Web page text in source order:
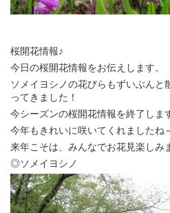
桜開花情報♪
今日の桜開花情報をお伝えします。
ソメイヨシノの花びらもずいぶんと
ってきました！
今シーズンの桜開花情報を終了しま
今年もきれいに咲いてくれましたね
来年こそは、みんなでお花見楽しみ
◎ソメイヨシノ